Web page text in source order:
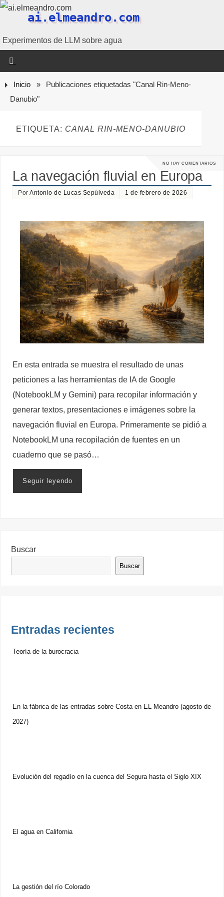
ai.elmeandro.com
Experimentos de LLM sobre agua
Inicio »
Publicaciones etiquetadas "Canal Rin-Meno-
Danubio"
ETIQUETA: CANAL RIN-MENO-DANUBIO
NO HAY COMENTARIOS
La navegación fluvial en Europa
PorAntonio de Lucas Sepúlveda 1 de febrero de 2026
En esta entrada se muestra el resultado de unas
peticiones a las herramientas de IA de Google
(NotebookLM y Gemini) para recopilar información y
generar textos, presentaciones e imágenes sobre la
navegación fluvial en Europa. Primeramente se pidió a
NotebookLM una recopilación de fuentes en un
cuaderno que se pasó…
Seguir leyendo
Buscar
Buscar
Entradas recientes
Teoría de la burocracia
En la fábrica de las entradas sobre Costa en EL Meandro (agosto de
2027)
Evolución del regadío en la cuenca del Segura hasta el Siglo XIX
El agua en California
La gestión del río Colorado